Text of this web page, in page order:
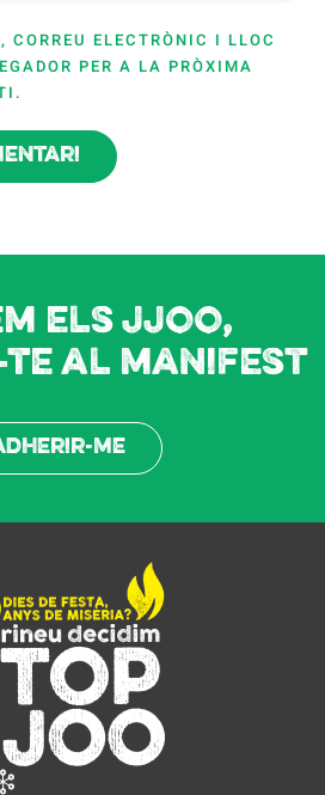
CORREU ELECTRÒNIC I LLOC
PER A LA PRÒXIMA
els JJOO,
te al manifest
me